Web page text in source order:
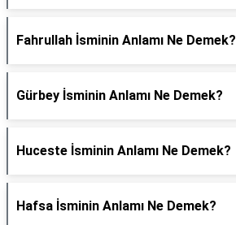
Fahrullah İsminin Anlamı Ne Demek?
Gürbey İsminin Anlamı Ne Demek?
Huceste İsminin Anlamı Ne Demek?
Hafsa İsminin Anlamı Ne Demek?